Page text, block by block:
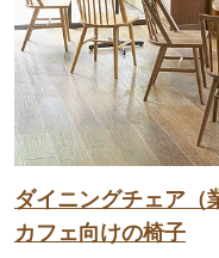
ダイニングチェア（
カフェ向けの椅子